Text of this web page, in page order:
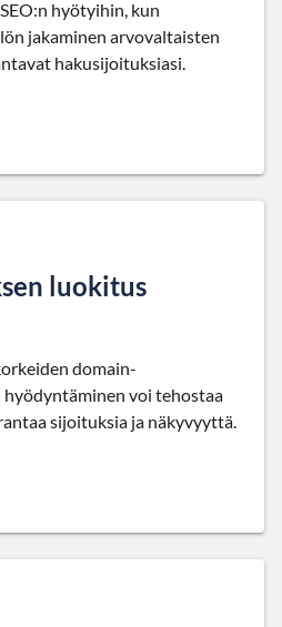
hyötyihin, kun
jakaminen arvovaltaisten
hakusijoituksiasi.
luokitus
domain-
voi tehostaa
sijoituksia ja näkyvyyttä.